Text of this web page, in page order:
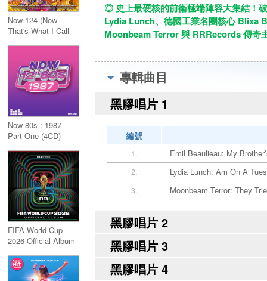
Now 124 (Now
That's What I Call
Now 80s : 1987 -
Part One (4CD)
FIFA World Cup
2026 Official Album
◎ 史上最硬核的前衛極端陣容大集結！
Lydia Lunch、德國工業名團核心 Blixa
Moonbeam Terror 與 RRRecords 傳奇
專輯曲目
黑膠唱片 1
編號
1.
Emil Beaulieau: My
2.
Lydia Lunch: Am On A
3.
Moonbeam Terror: They
黑膠唱片 2
黑膠唱片 3
黑膠唱片 4